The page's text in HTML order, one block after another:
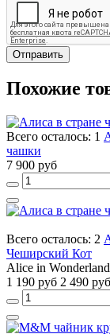
Отправить
Похожие
Всего осталось: 1
чашки
7 900 руб
Всего осталось: 2
Чеширский Кот
Alice in
1 190 руб 2 490 руб